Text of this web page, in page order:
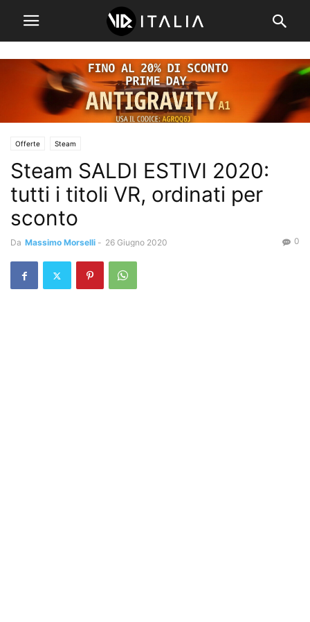
Offerte Steam
Steam SALDI ESTIVI 2020:
tutti i titoli VR, ordinati per
sconto
Da Massimo Morselli - 26 Giugno 2020 0